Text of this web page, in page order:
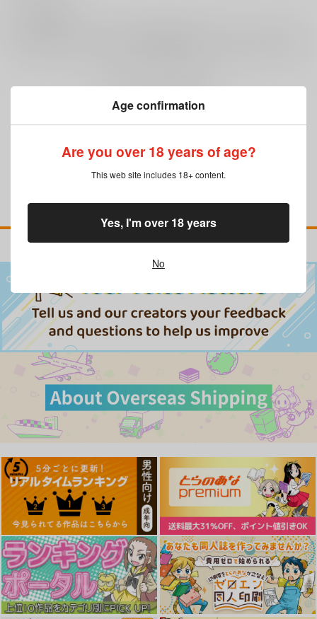
Age confirmation
Are you over 18 years of age?
This web site includes 18+ content.
No
Yes, I'm over 18 years